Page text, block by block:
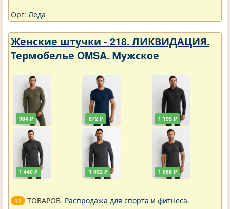
Орг: Леда
Женские штучки - 218. ЛИКВИДАЦИЯ.
Термобелье OMSA. Мужское
984 ₽
1 440 ₽
672 ₽
1 032 ₽
1 195 ₽
1 068 ₽
11 ТОВАРОВ. Распродажа для спорта и фитнеса.